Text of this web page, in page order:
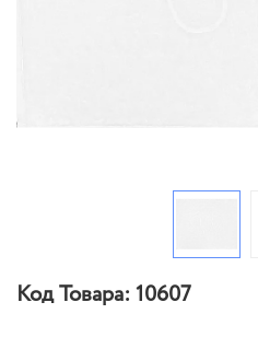
Код Товара: 10607